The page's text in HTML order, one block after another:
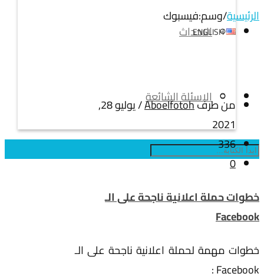
الاحداث
الاسئلة الشائعة
ENGLISH
الرئيسية/وسم:فيسبوك
من طرفAboelfotoh
/
يوليو 28,
2021
336
0
خطوات حملة اعلانية ناجحة على الـ
Facebook
خطوات مهمة لحملة اعلانية ناجحة على الـ
Facebook :